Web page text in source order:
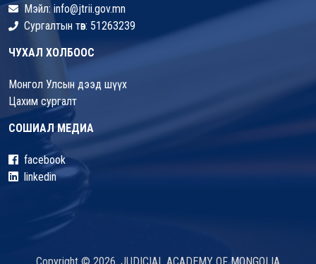
Мэйл: info@jtrii.gov.mn
Сургалтын төв: 51263239
ЧУХАЛ ХОЛБООС
Монгол Улсын дээд шүүх
Цахим сургалт
СОШИАЛ МЕДИА
facebook
linkedin